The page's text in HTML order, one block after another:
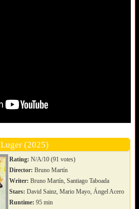
Luger (2025)
Rating: N/A/10 (91 votes)
Director: Bruno Martín
Writer: Bruno Martín, Santiago Taboada
Stars: David Sainz, Mario Mayo, Ángel Acero
Runtime: 95 min